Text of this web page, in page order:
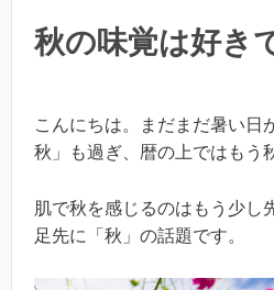
秋の味覚は好き
こんにちは。まだまだ暑い日
秋」も過ぎ、暦の上ではもう
肌で秋を感じるのはもう少し
足先に「秋」の話題です。